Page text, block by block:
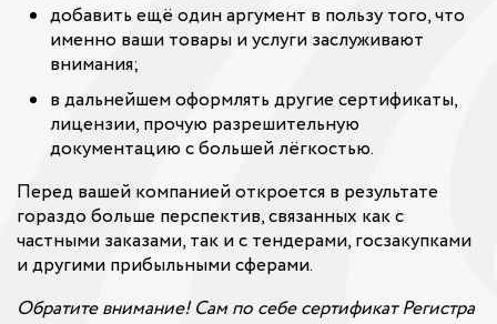
добавить ещё один аргумент в пользу того, что
именно ваши товары и услуги заслуживают
внимания;
в дальнейшем оформлять другие сертификаты,
лицензии, прочую разрешительную
документацию с большей лёгкостью.
Перед вашей компанией откроется в результате
гораздо больше перспектив, связанных как с
частными заказами, так и с тендерами, госзакупками
и другими прибыльными сферами.
Обратите внимание! Сам по себе сертификат Регистра